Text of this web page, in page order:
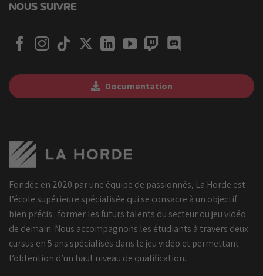
NOUS SUIVRE
Documentation
Fondée en 2020 par une équipe de passionnés, La Horde est
l’école supérieure spécialisée qui se consacre à un objectif
bien précis : former les futurs talents du secteur du jeu vidéo
de demain. Nous accompagnons les étudiants à travers deux
cursus en 5 ans spécialisés dans le jeu vidéo et permettant
l’obtention d’un haut niveau de qualification.